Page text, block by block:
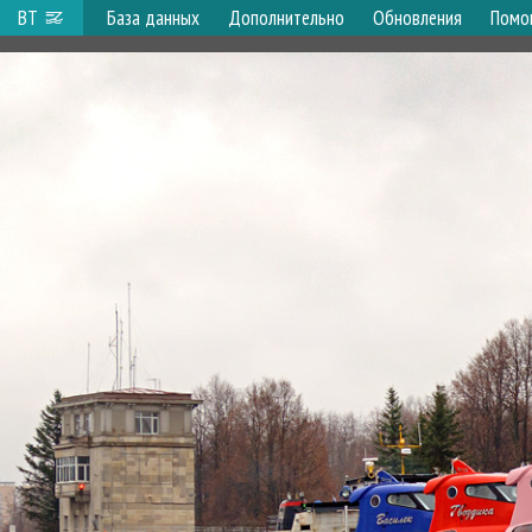
ВТ База данных Дополнительно Обновления